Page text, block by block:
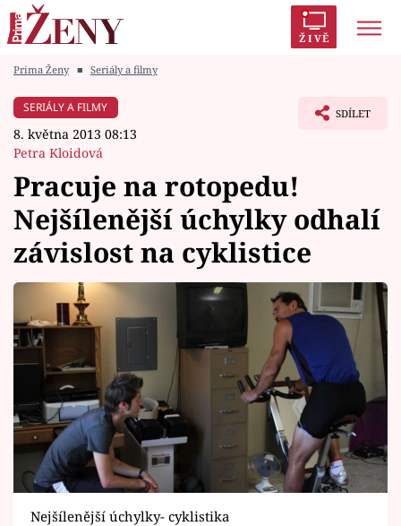
ŽIVĚ
Módní alarm
Témata
Celebrity
Vztahy
Seriály
Horoskopy
Sledujte prima+
Filmový festival Karlovy Vary
Prima Ženy ■ Seriály a filmy
SERIÁLY A FILMY
8. května 2013 08:13
Petra Kloidová
SDÍLET
Pracuje na rotopedu!
Nejšílenější úchylky odhalí
závislost na cyklistice
Nejšílenější úchylky- cyklistika